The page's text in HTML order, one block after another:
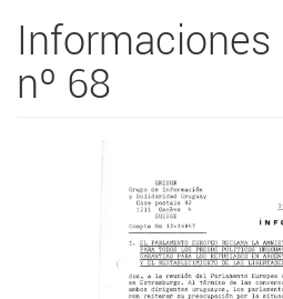
Informaciones
nº 68